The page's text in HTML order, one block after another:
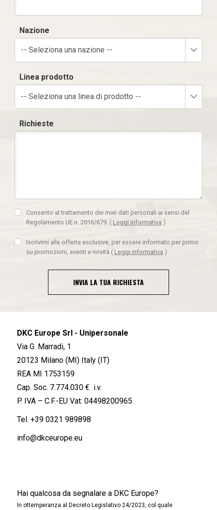
Nazione
-- Seleziona una nazione --
Linea prodotto
-- Seleziona una linea di prodotto --
Richieste
Consento al trattamento dei miei dati personali ai sensi del
Regolamento UE n. 2016/679. ( Leggi informativa )
Iscrivimi alle offerte esclusive, per essere informato per primo
su promozioni, eventi e novità ( Leggi informativa )
INVIA LA TUA RICHIESTA
DKC Europe Srl - Unipersonale
Via G. Marradi, 1
20123 Milano (MI) Italy (IT)
REA MI 1753159
Cap. Soc. 7.774.030 € i.v.
P. IVA – C.F.-EU Vat: 04498200965
Tel. +39 0321 989898
info@dkceurope.eu
Hai qualcosa da segnalare a DKC Europe?
In ottemperanza al Decreto Legislativo 24/2023, col quale